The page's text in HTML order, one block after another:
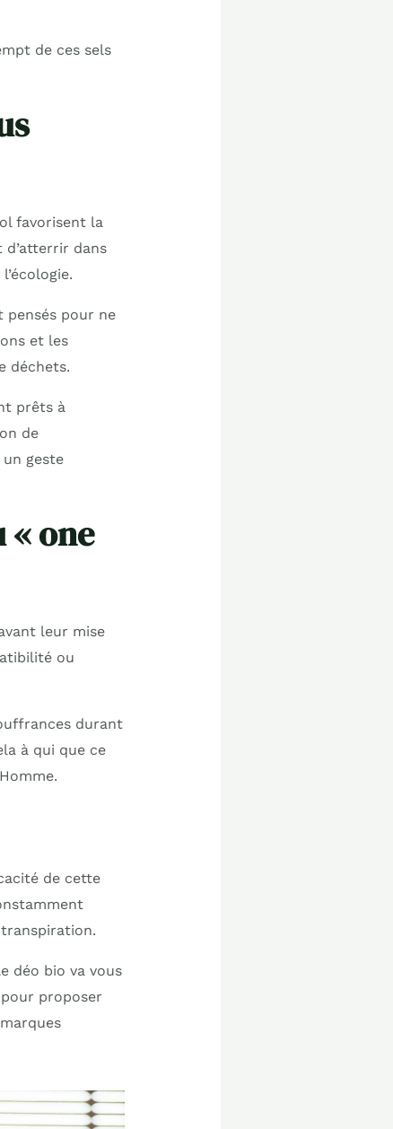
de ces sels
favorisent la
dans
pensés pour ne
et les
déchets.
prêts à
de
geste
one
leur mise
ou
durant
à qui que ce
de cette
déo bio va vous
proposer